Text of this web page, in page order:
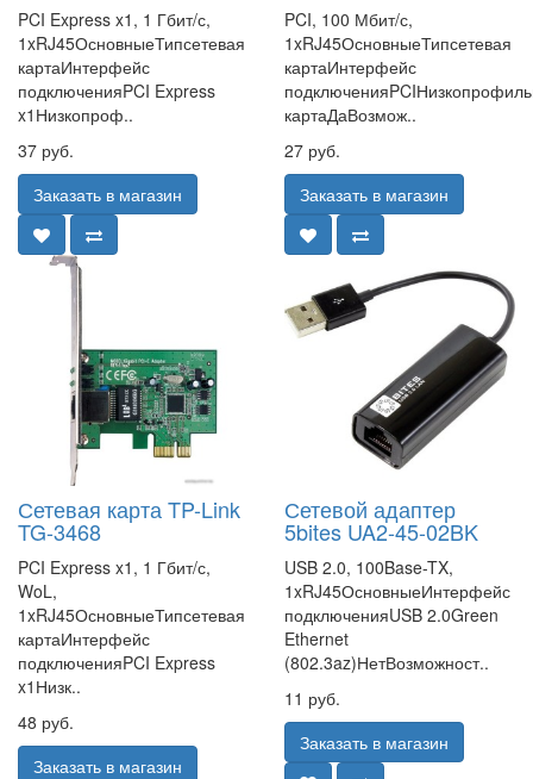
PCI Express x1, 1 Гбит/с,
1xRJ45ОсновныеТипсетевая
картаИнтерфейс
подключенияPCI Express
x1Низкопроф..
37 руб.
Заказать в магазин
PCI, 100 Мбит/с,
1xRJ45ОсновныеТипсетевая
картаИнтерфейс
картаДаВозмож..
27 руб.
Заказать в магазин
Сетевая карта TP-Link
TG-3468
PCI Express x1, 1 Гбит/с,
WoL,
1xRJ45ОсновныеТипсетевая
картаИнтерфейс
подключенияPCI Express
x1Низк..
48 руб.
Заказать в магазин
Сетевой адаптер
5bites UA2-45-02BK
USB 2.0, 100Base-TX,
1xRJ45ОсновныеИнтерфейс
подключенияUSB 2.0Green
Ethernet
(802.3az)НетВозможност..
11 руб.
Заказать в магазин